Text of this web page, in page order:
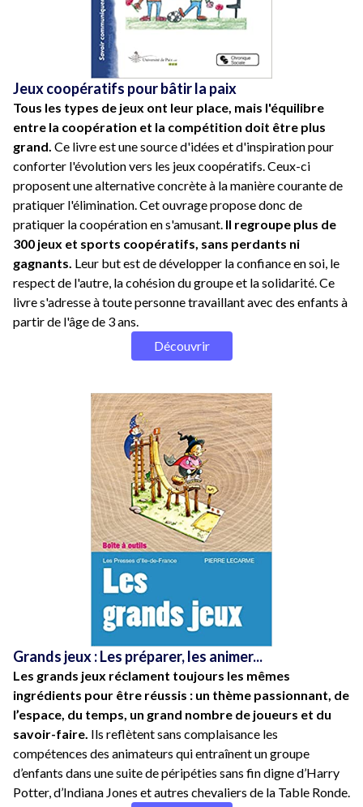
Jeux coopératifs pour bâtir la paix
Tous les types de jeux ont leur place, mais l'équilibre
entre la coopération et la compétition doit être plus
grand. Ce livre est une source d'idées et d'inspiration pour
conforter l'évolution vers les jeux coopératifs. Ceux-ci
proposent une alternative concrète à la manière courante de
pratiquer l'élimination. Cet ouvrage propose donc de
pratiquer la coopération en s'amusant. Il regroupe plus de
300 jeux et sports coopératifs, sans perdants ni
gagnants. Leur but est de développer la confiance en soi, le
respect de l'autre, la cohésion du groupe et la solidarité. Ce
livre s'adresse à toute personne travaillant avec des enfants à
partir de l'âge de 3 ans.
Découvrir
Grands jeux : Les préparer, les animer...
Les grands jeux réclament toujours les mêmes
ingrédients pour être réussis : un thème passionnant, de
l’espace, du temps, un grand nombre de joueurs et du
savoir-faire. Ils reflètent sans complaisance les
compétences des animateurs qui entraînent un groupe
d’enfants dans une suite de péripéties sans fin digne d’Harry
Potter, d’Indiana Jones et autres chevaliers de la Table Ronde.